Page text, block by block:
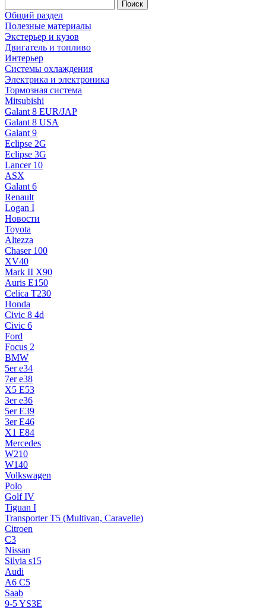
Общий раздел
Полезные материалы
Экстерьер и кузов
Двигатель и топливо
Интерьер
Системы охлаждения
Электрика и электроника
Тормозная система
Mitsubishi
Galant 8 EUR/JAP
Galant 8 USA
Galant 9
Eclipse 2G
Eclipse 3G
Lancer 10
ASX
Galant 6
Renault
Logan I
Новости
Toyota
Altezza
Chaser 100
XV40
Mark II X90
Auris E150
Celica T230
Honda
Civic 8 4d
Civic 6
Ford
Focus 2
BMW
5er e34
7er e38
X5 E53
3er e36
5er E39
3er E46
X1 E84
Mercedes
W210
W140
Volkswagen
Polo
Golf IV
Tiguan I
Transporter T5 (Multivan, Caravelle)
Citroen
C3
Nissan
Silvia s15
Audi
A6 C5
Saab
9-5 YS3E